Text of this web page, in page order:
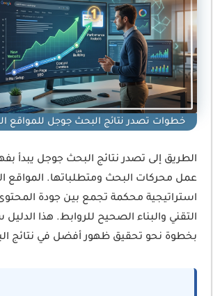
خطوات تصدر نتائج البحث جوجل للمواقع
الطريق إلى تصدر نتائج البحث جوجل يبدأ
عمل محركات البحث ومتطلباتها. المواقع
استراتيجية محكمة تجمع بين جودة
التقني والبناء الصحيح للروابط. هذا
بخطوة نحو تحقيق ظهور أفضل في نتائج